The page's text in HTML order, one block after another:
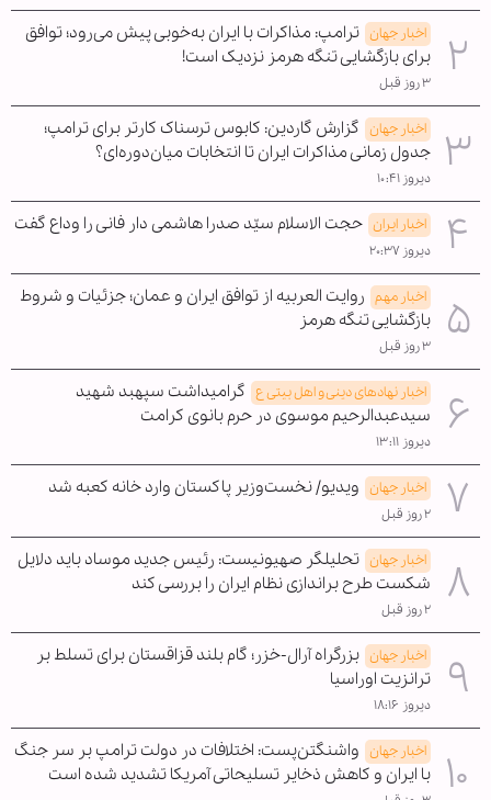
اخبار جهان ترامپ: مذاکرات با ایران به‌خوبی پیش می‌رود؛ توافق
برای بازگشایی تنگه هرمز نزدیک است!
۳ روز قبل
اخبار جهان گزارش گاردین: کابوس ترسناک کارتر برای ترامپ؛
جدول زمانی مذاکرات ایران تا انتخابات میان‌دوره‌ای؟
دیروز ۱۰:۴۱
اخبار ایران حجت الاسلام سیّد صدرا هاشمی دار فانی را وداع گفت
دیروز ۲۰:۳۷
اخبار مهم روایت العربیه از توافق ایران و عمان؛ جزئیات و شروط
بازگشایی تنگه هرمز
۳ روز قبل
اخبار نهادهای دینی و اهل بیتی ع گرامیداشت سپهبد شهید
سیدعبدالرحیم موسوی در حرم بانوی کرامت
دیروز ۱۳:۱۱
اخبار جهان ویدیو/ نخست‌وزیر پاکستان وارد خانه کعبه شد
۲ روز قبل
اخبار جهان تحلیلگر صهیونیست: رئیس جدید موساد باید دلایل
شکست طرح براندازی نظام ایران را بررسی کند
۲ روز قبل
اخبار جهان بزرگراه آرال-خزر؛ گام بلند قزاقستان برای تسلط بر
ترانزیت اوراسیا
دیروز ۱۸:۱۶
اخبار جهان واشنگتن‌پست: اختلافات در دولت ترامپ بر سر جنگ
با ایران و کاهش ذخایر تسلیحاتی آمریکا تشدید شده است